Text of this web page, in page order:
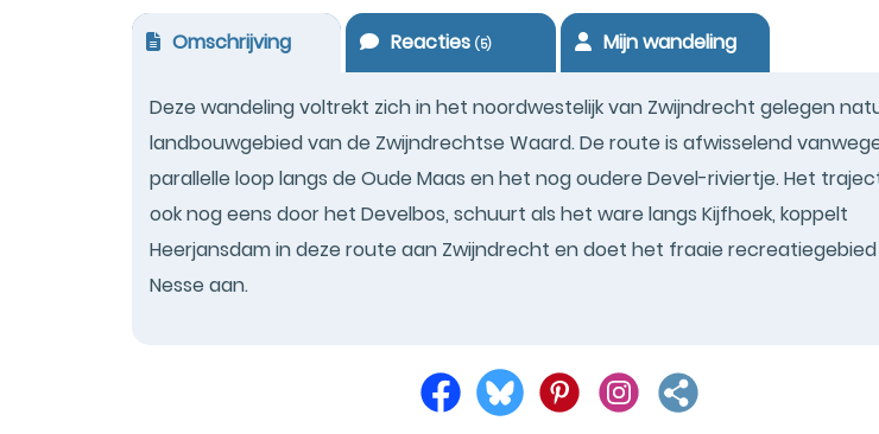
Omschrijving Reacties(5) Mijn wandeling
Deze wandeling voltrekt zich in het noordwestelijk van Zwijndrecht gelegen
landbouwgebied van de Zwijndrechtse Waard. De route is afwisselend
parallelle loop langs de Oude Maas en het nog oudere Devel-riviertje. Het
ook nog eens door het Develbos, schuurt als het ware langs Kijfhoek, koppelt
Heerjansdam in deze route aan Zwijndrecht en doet het fraaie recreatiegebied
Nesse aan.